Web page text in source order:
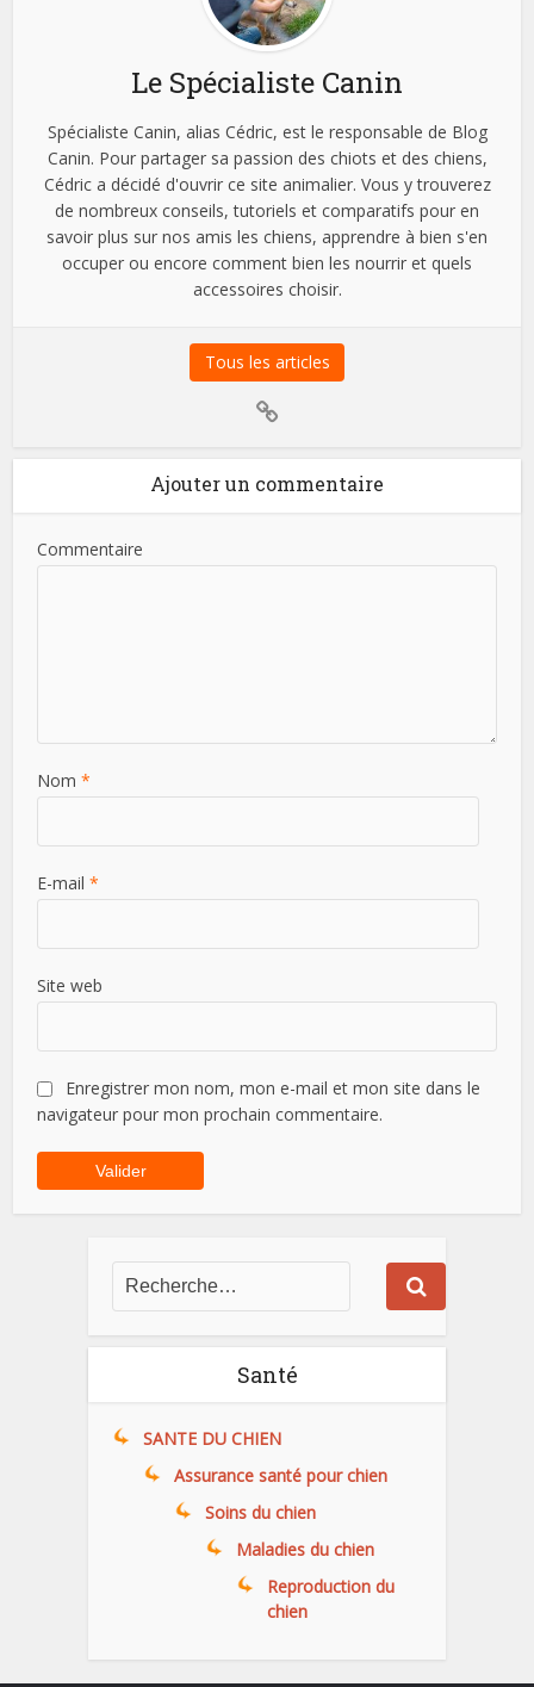
Le Spécialiste Canin
Spécialiste Canin, alias Cédric, est le responsable de Blog
Canin. Pour partager sa passion des chiots et des chiens,
Cédric a décidé d'ouvrir ce site animalier. Vous y trouverez
de nombreux conseils, tutoriels et comparatifs pour en
savoir plus sur nos amis les chiens, apprendre à bien s'en
occuper ou encore comment bien les nourrir et quels
accessoires choisir.
Tous les articles
Ajouter un commentaire
Commentaire
Nom*
E-mail*
Site web
Enregistrer mon nom, mon e-mail et mon site dans le
navigateur pour mon prochain commentaire.
Santé
SANTE DU CHIEN
Assurance santé pour chien
Soins du chien
Maladies du chien
Reproduction du
chien